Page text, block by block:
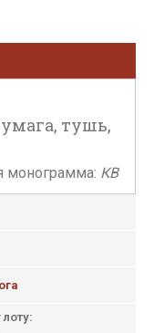
тушь,
монограмма: КВ